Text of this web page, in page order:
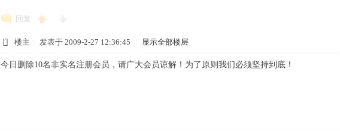
回复
楼主 发表于 2009-2-27 12:36:45 显示全部楼层
今日删除10名非实名注册会员，请广大会员谅解！为了原则我们必须坚持到底！